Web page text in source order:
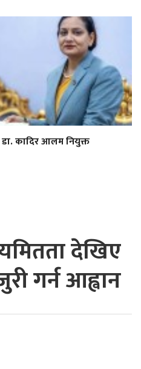
डा. कादिर आलम नियुक्त
देखिए
गर्न आह्वान